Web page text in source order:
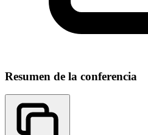
Resumen de la conferencia